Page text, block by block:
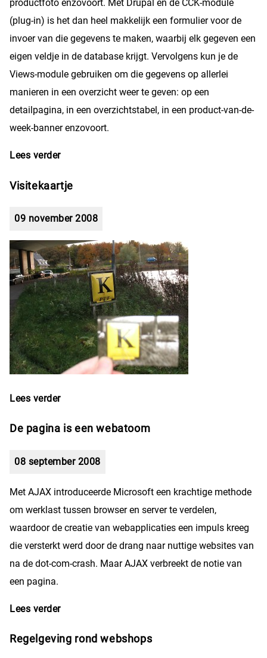
productfoto enzovoort. Met Drupal en de CCK-module
(plug-in) is het dan heel makkelijk een formulier voor de
invoer van die gegevens te maken, waarbij elk gegeven een
eigen veldje in de database krijgt. Vervolgens kun je de
Views-module gebruiken om die gegevens op allerlei
manieren in een overzicht weer te geven: op een
detailpagina, in een overzichtstabel, in een product-van-de-
week-banner enzovoort.
Lees verderover Nu ook Drupal in mijn gereedschapskist
Visitekaartje
09 november 2008
Lees verderover Visitekaartje
De pagina is een webatoom
08 september 2008
Met AJAX introduceerde Microsoft een krachtige methode
om werklast tussen browser en server te verdelen,
waardoor de creatie van webapplicaties een impuls kreeg
die versterkt werd door de drang naar nuttige websites van
na de dot-com-crash. Maar AJAX verbreekt de notie van
een pagina.
Lees verderover De pagina is een webatoom
Regelgeving rond webshops